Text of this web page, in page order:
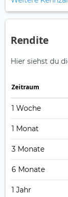
Rendite
Hier siehst du
Zeitraum
1 Woche
1 Monat
3 Monate
6 Monate
1 Jahr